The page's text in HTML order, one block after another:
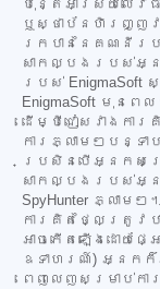
ប៉ុន្តែអាស្រ័យលើ
ឬស្ថាប័នហិរញ្ញវ
រកបាននៃគណនីរ
សាកល្បងរបស់អ្នក
របស់
EnigmaSoft មុនព
ដើម្បីជៀសវាងកា
ការភ្លាមៗបន្
ប្រសិនបើអ្នកស
សាកល្បងរបស់អ្
SpyHunter ភ្លាម
ការគិតថ្លៃត្រូវ
អាចកើតឡើងដោយ
ឧទាហរណ៍) អ្នក
ពេញលេញសម្រាប់កា